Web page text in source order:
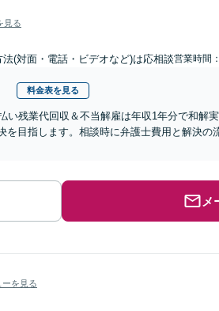
見る
法(対面・電話・ビデオなど)は応相談営業時間
料金表を見る
い残業代回収＆不当解雇は年収1年分で和解
を目指します。相談時に弁護士費用と解決の
メ
ーを見る